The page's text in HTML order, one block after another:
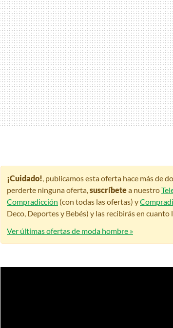
¡Cuidado!, publicamos esta oferta hace más de
perderte ninguna oferta,suscríbetea nuestro
Compradicción (con todas las ofertas) y
Deco, Deportes y Bebés) y las recibirás en cuanto
Ver últimas ofertas de moda hombre »